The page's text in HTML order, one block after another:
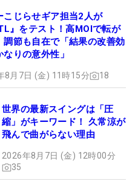
こじらせギア担当2人が
』をテスト！高MOIで転が
節も自在で「結果の改善効
なりの意外性」
8月7日 (金) 11時15分 18
世界の最新スイングは「圧
縮」がキーワード！ 久常涼が
飛んで曲がらない理由
2026年8月7日 (金) 12時00分
35